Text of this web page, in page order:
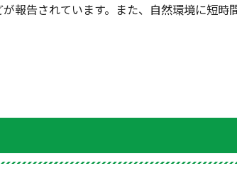
報告されています。また、自然環境に短時